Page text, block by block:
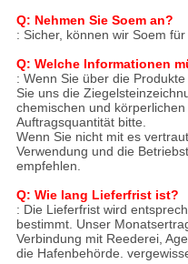
Q: Nehmen Sie Soem an?
: Sicher, können wir Soem
Q: Welche Informationen
: Wenn Sie über die
Sie uns die
chemischen und
Auftragsquantität bitte.
Wenn Sie nicht mit es
Verwendung und die
empfehlen.
Q: Wie lang Lieferfrist ist?
: Die Lieferfrist wird
bestimmt. Unser
Verbindung mit Reederei,
die Hafenbehörde.